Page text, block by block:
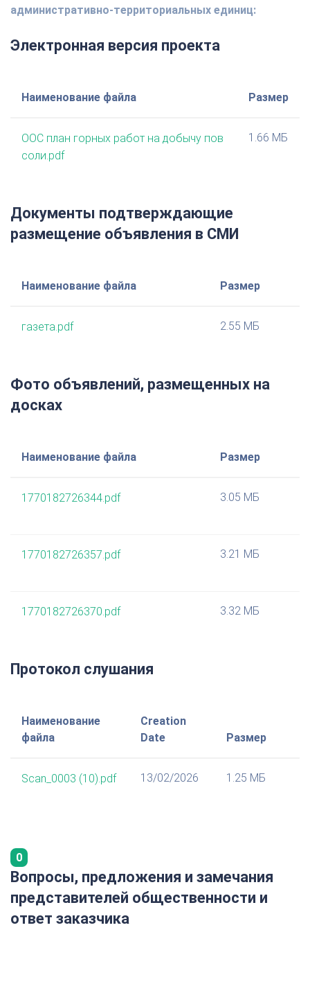
административно-территориальных единиц:
Электронная версия проекта
Наименование файла Размер
ООС план горных работ на добычу пов
соли.pdf
1.66 МБ
Документы подтверждающие
размещение объявления в СМИ
Наименование файла Размер
газета.pdf 2.55 МБ
Фото объявлений, размещенных на
досках
Наименование файла Размер
1770182726344.pdf 3.05 МБ
1770182726357.pdf 3.21 МБ
1770182726370.pdf 3.32 МБ
Протокол слушания
Наименование
файла
Creation
Date
Размер
Scan_0003 (10).pdf 13/02/2026 1.25 МБ
0
Вопросы, предложения и замечания
представителей общественности и
ответ заказчика